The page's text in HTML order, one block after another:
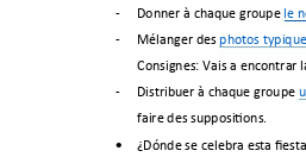
- Donner à chaque groupe le
-
Mélanger des photos
Consignes: Vais a
-
Distribuer à chaque groupe
faire des suppositions.
 ¿Dónde se celebra esta